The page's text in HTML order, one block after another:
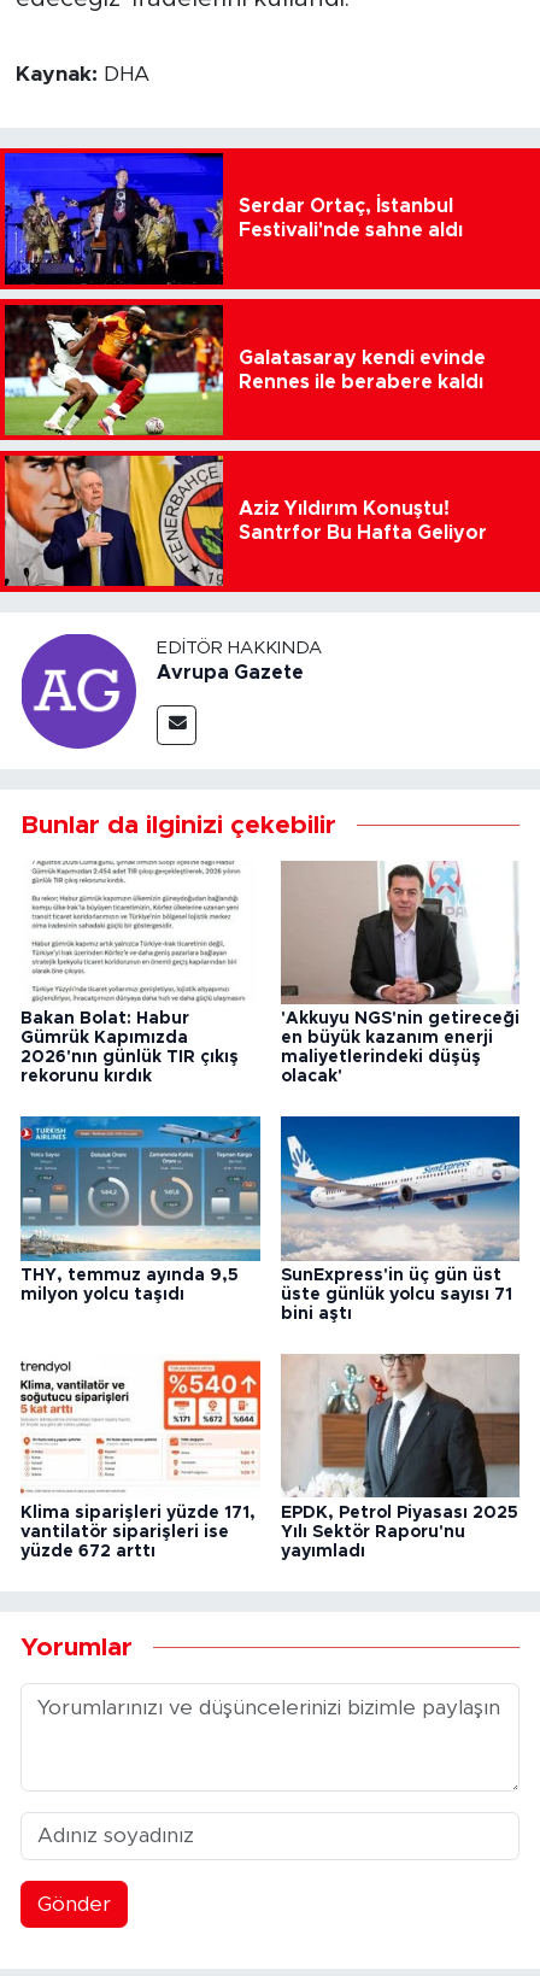
Kaynak: DHA
Serdar Ortaç, İstanbul
Festivali'nde sahne aldı
Galatasaray kendi evinde
Rennes ile berabere kaldı
Aziz Yıldırım Konuştu!
Santrfor Bu Hafta Geliyor
EDITÖR HAKKINDA
Avrupa Gazete
Bunlar da ilginizi çekebilir
Bakan Bolat: Habur
Gümrük Kapımızda
2026'nın günlük TIR çıkış
rekorunu kırdık
'Akkuyu NGS'nin getireceği
en büyük kazanım enerji
maliyetlerindeki düşüş
olacak'
THY, temmuz ayında 9,5
milyon yolcu taşıdı
SunExpress'in üç gün üst
üste günlük yolcu sayısı 71
bini aştı
Klima siparişleri yüzde 171,
vantilatör siparişleri ise
yüzde 672 arttı
EPDK, Petrol Piyasası 2025
Yılı Sektör Raporu'nu
yayımladı
Yorumlar
Gönder